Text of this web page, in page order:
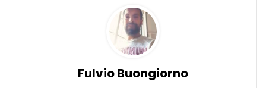
Fulvio Buongiorno